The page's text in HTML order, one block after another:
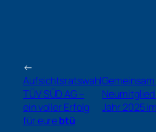
←
Aufsichtsratswahl
TÜV SÜD AG –
ein voller Erfolg
für eurebtü
Jahr 2025